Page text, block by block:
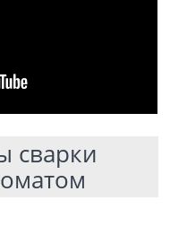
сварки